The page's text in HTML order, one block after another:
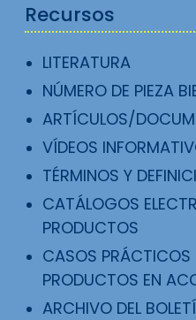
Recursos
LITERATURA
NÚMERO DE PIEZA
ARTÍCULOS/
VÍDEOS
TÉRMINOS Y
CATÁLOGOS
PRODUCTOS
CASOS
PRODUCTOS EN
ARCHIVO DEL